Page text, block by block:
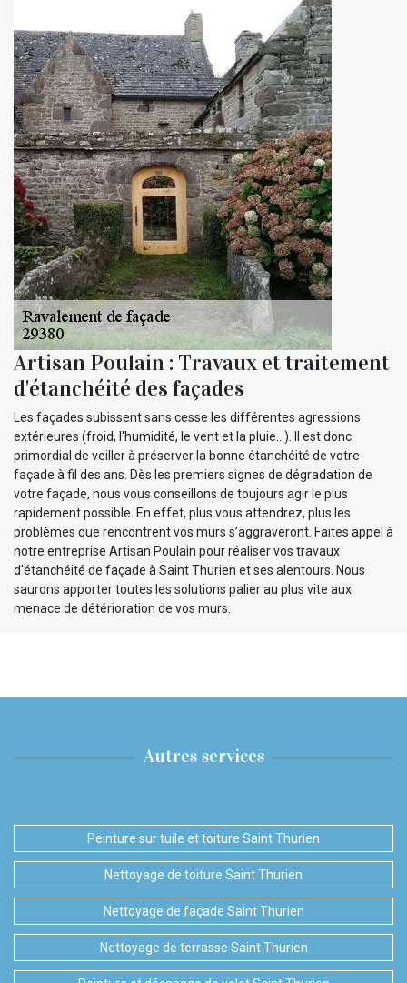
Artisan Poulain : Travaux et traitement
d'étanchéité des façades
Les façades subissent sans cesse les différentes agressions
extérieures (froid, l'humidité, le vent et la pluie…). Il est donc
primordial de veiller à préserver la bonne étanchéité de votre
façade à fil des ans. Dès les premiers signes de dégradation de
votre façade, nous vous conseillons de toujours agir le plus
rapidement possible. En effet, plus vous attendrez, plus les
problèmes que rencontrent vos murs s’aggraveront. Faites appel à
notre entreprise Artisan Poulain pour réaliser vos travaux
d'étanchéité de façade à Saint Thurien et ses alentours. Nous
saurons apporter toutes les solutions palier au plus vite aux
menace de détérioration de vos murs.
Autres services
Peinture sur tuile et toiture Saint Thurien
Nettoyage de toiture Saint Thurien
Nettoyage de façade Saint Thurien
Nettoyage de terrasse Saint Thurien